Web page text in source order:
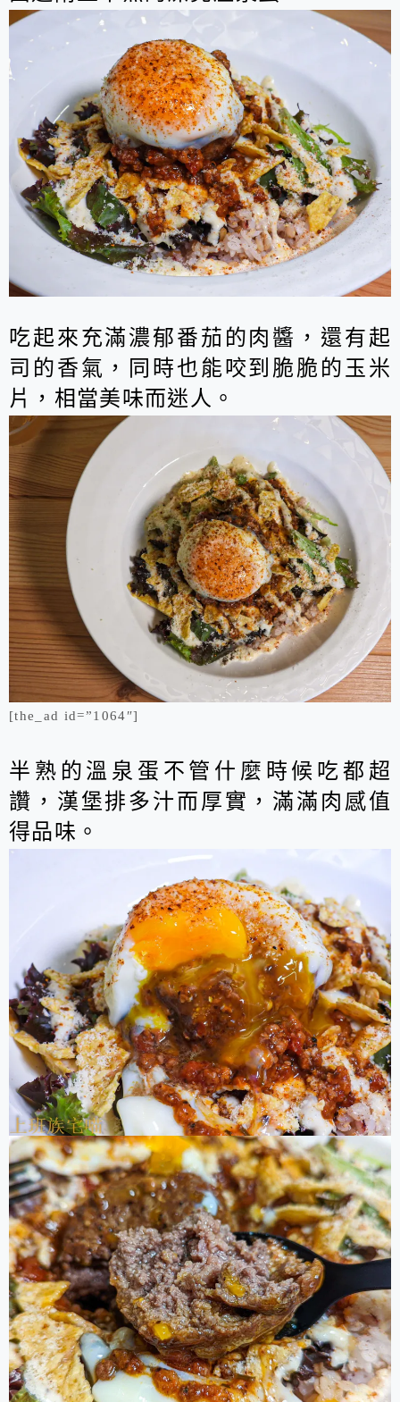
吃起來充滿濃郁番茄的肉醬，還有起
司的香氣，同時也能咬到脆脆的玉米
片，相當美味而迷人。
[the_ad id=”1064″]
半熟的溫泉蛋不管什麼時候吃都超
讚，漢堡排多汁而厚實，滿滿肉感值
得品味。